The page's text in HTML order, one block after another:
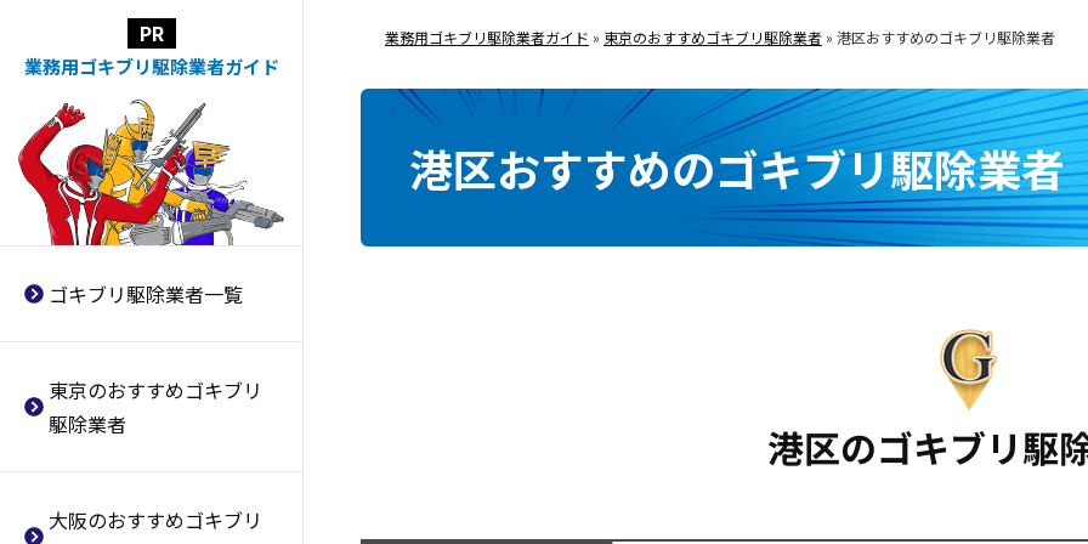
業務用ゴキブリ駆除業者ガイド
ゴキブリ駆除業者一覧
マルックス
家守
害虫駆除110番
TKC（ティーケーシー）
GClean（ジ―クリーン）
イカリ消毒
ダスキン
アース環境
サービス
シー・アイ・
協和エムザー
東京のおすすめゴキブリ
駆除業者
福生市おすすめのゴキブリ駆除
国分寺市おすすめのゴキブリ駆
除業者
日野市おすすめのゴキブリ駆除
業者
除業者
調布市おすすめのゴキブリ駆除
業者
三鷹市おすすめのゴキブリ駆除
大阪のおすすめゴキブリ
大阪市おすすめのゴキブリ駆除
大阪市都島区おすすめのゴキブ
リ駆除業者
大阪市福島区おすすめのゴキブ
リ駆除業者
リ駆除業者
大阪市港区おすすめのゴキブリ
駆除業者
大阪市天王寺区おすすめのゴキ
学校
保育園
病院
飲食店・レストラン
ホテル・旅館
スーパー
工場
春のゴキブリ駆除・対策まとめ
ゴキブリが出やすい時期・季節
はいつ？
ゴキブリが生息しているかどの
よう確認する？調査方法まとめ
ゴキブリ駆除スプレーの選び方
使用時の注意点
厨房のゴキブリ対策はどうすれ
ばいい？
排水溝から侵入するゴキブリの
業務用ゴキブリ駆除業者ガイド » 東京のおすすめゴキブリ駆除業者 » 港区おすすめのゴキブリ駆除業者
港区おすすめのゴキブリ駆除業者
港区のゴキブリ駆